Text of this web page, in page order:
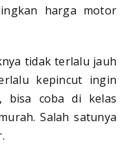
harga motor
tidak terlalu jauh
kepincut ingin
bisa coba di kelas
Salah satunya